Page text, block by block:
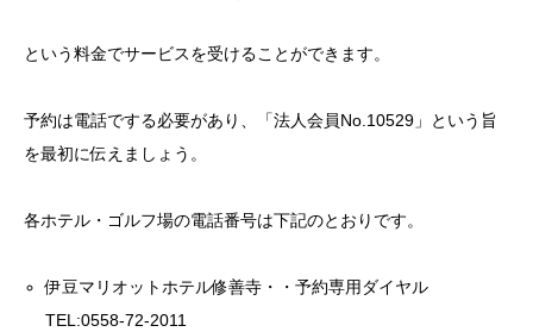
という料金でサービスを受けることができます。
予約は電話でする必要があり、「法人会員No.10529」という旨
を最初に伝えましょう。
各ホテル・ゴルフ場の電話番号は下記のとおりです。
伊豆マリオットホテル修善寺・・予約専用ダイヤル
TEL:0558-72-2011